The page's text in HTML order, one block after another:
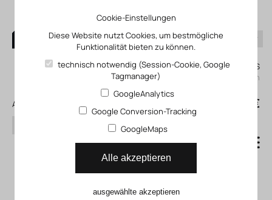
0
Mein KLEFINGHAUS
einloggen
Alle Produkte
Suchen
0,00 €
Montageplatte VABS_B14
Cookie-Einstellungen
Diese Website nutzt Cookies, um bestmögliche
Funktionalität bieten zu können.
technisch notwendig (Session-Cookie, Google
Tagmanager)
GoogleAnalytics
Google Conversion-Tracking
GoogleMaps
Alle akzeptieren
ausgewählte akzeptieren